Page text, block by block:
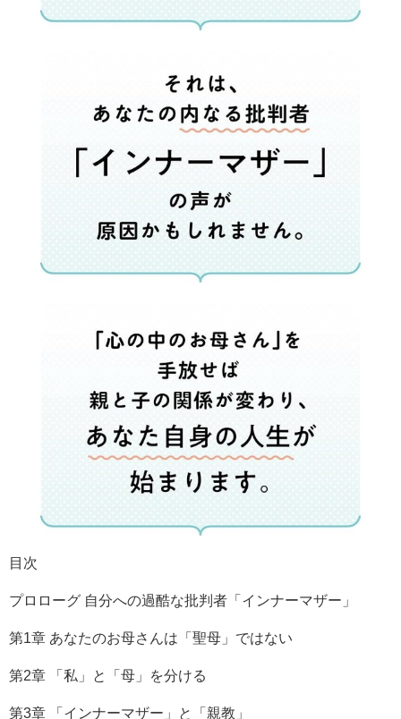
目次
プロローグ 自分への過酷な批判者「インナーマザー」
第1章 あなたのお母さんは「聖母」ではない
第2章 「私」と「母」を分ける
第3章 「インナーマザー」と「親教」